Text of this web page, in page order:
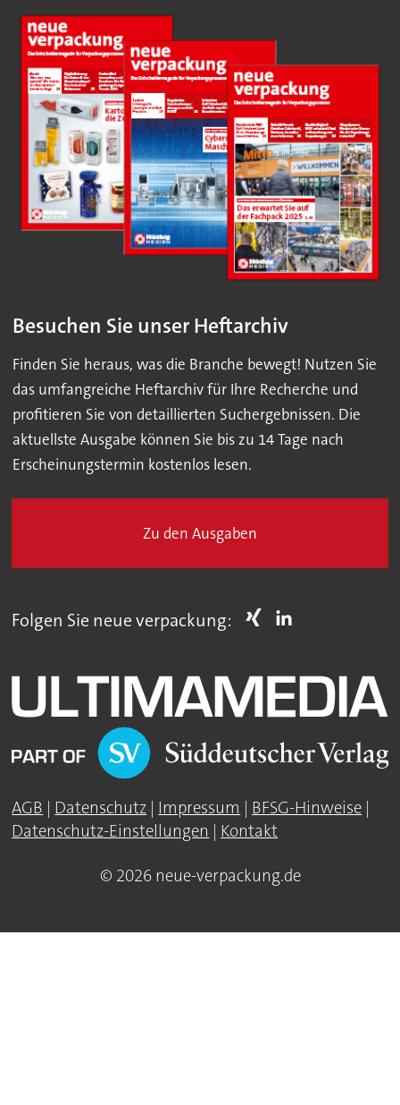
Besuchen Sie unser Heftarchiv
Finden Sie heraus, was die Branche bewegt! Nutzen Sie
das umfangreiche Heftarchiv für Ihre Recherche und
profitieren Sie von detaillierten Suchergebnissen. Die
aktuellste Ausgabe können Sie bis zu 14 Tage nach
Erscheinungstermin kostenlos lesen.
Zu den Ausgaben
Folgen Sie neue verpackung:
AGB | Datenschutz | Impressum | BFSG-Hinweise |
Datenschutz-Einstellungen | Kontakt
© 2026 neue-verpackung.de